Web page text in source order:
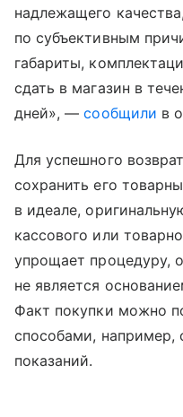
надлежащего
по субъективным
габариты,
сдать в магазин в
дней», —сообщили в
Для успешного
сохранить его
в идеале,
кассового или
упрощает процедуру,
не является
Факт покупки можно
способами, например,
показаний.